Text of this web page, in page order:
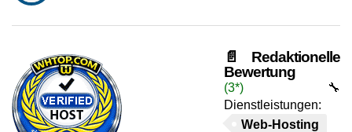
📄 Redaktionelle
Bewertung
(3*)
🔧
Dienstleistungen:
Web-Hosting